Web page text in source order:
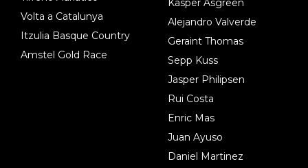
Volta a Catalunya
Itzulia Basque Country
Amstel Gold Race
Kasper Asgreen
Alejandro Valverde
Geraint Thomas
Sepp Kuss
Jasper Philipsen
Rui Costa
Enric Mas
Juan Ayuso
Daniel Martinez